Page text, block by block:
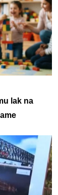
lak na